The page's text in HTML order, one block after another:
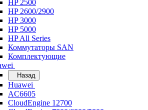
HP 2500
HP 2600/2900
HP 3000
HP 5000
HP All Series
Коммутаторы SAN
Комплектующие
Назад
Huawei
AC6605
CloudEngine 12700